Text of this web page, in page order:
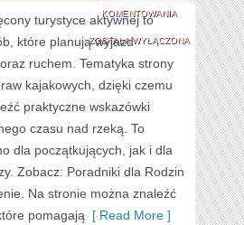
KOMENTOWANIAŻEGLARSTWO
TURYSTYCZNE
ZOSTAŁA WYŁĄCZONA
turystyce aktywnej to
które planują wyjazd
ruchem. Tematyka strony
kajakowych, dzięki czemu
praktyczne wskazówki
czasu nad rzeką. To
dla początkujących, jak i dla
Zobacz: Poradniki dla Rodzin
Na stronie można znaleźć
pomagają [ Read More ]